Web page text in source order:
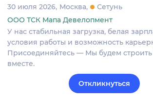
30 июля 2026 Москва
Сетунь
ООО ТСК Мапа Девелопмент
У нас стабильная загрузка, белая
условия работы и возможность
Присоединяйтесь — Мы будем
вместе.
Откликнуться